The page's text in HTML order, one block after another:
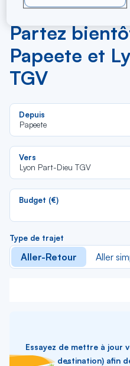
Partez
Papeete et
TGV
Depuis
Papeete
Vers
Lyon Part-Dieu TGV
Budget (€)
Type de trajet
Aller-Retour Aller
Essayez de mettre à jour
destination) afin